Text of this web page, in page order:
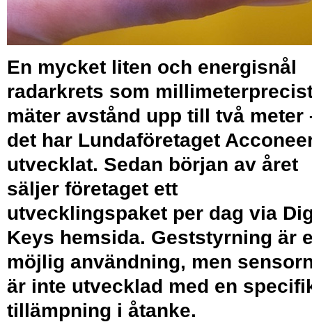
En mycket liten och energisnål
radarkrets som
mäter avstånd upp till två meter
det har Lundaföretaget
utvecklat. Sedan början av året
säljer företaget ett
utvecklingspaket per dag via
Keys hemsida. Geststyrning är
möjlig användning, men
är inte utvecklad med en
tillämpning i åtanke.